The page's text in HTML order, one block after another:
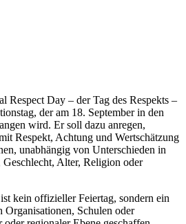
Respect Day – der Tag des Respekts –
der am 18. September in den
wird. Er soll dazu anregen,
Respekt, Achtung und Wertschätzung
unabhängig von Unterschieden in
Alter, Religion oder
kein offizieller Feiertag, sondern ein
Organisationen, Schulen oder